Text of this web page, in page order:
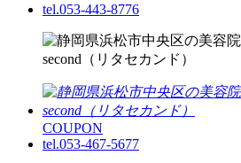
tel.053-443-8776
COUPON
tel.053-467-5677